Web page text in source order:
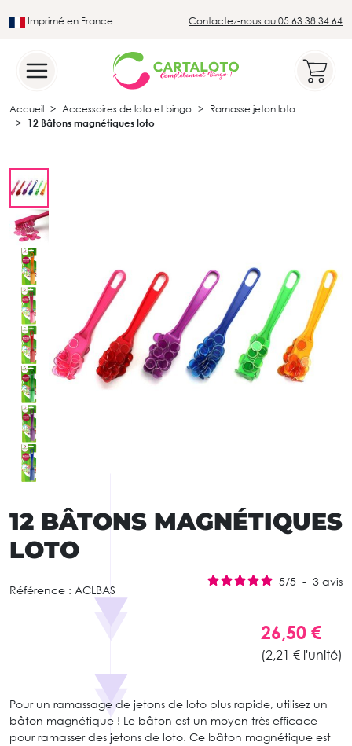
Imprimé en France Contactez-nous au 05 63 38 34 64
Accueil Accessoires de loto et bingo
Ramasse jeton loto
12 Bâtons magnétiques loto
12 BÂTONS MAGNÉTIQUES
LOTO
Référence : ACLBAS
5/5 - 3 avis
26,50 €
(2,21 € l'unité)
Pour un ramassage de jetons de loto plus rapide, utilisez un
bâton magnétique ! Le bâton est un moyen très efficace
pour ramasser des jetons de loto. Ce bâton magnétique est